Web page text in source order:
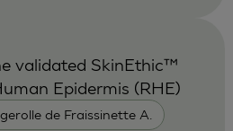
de Fraissinette A.
validated SkinEthic™
Epidermis (RHE)